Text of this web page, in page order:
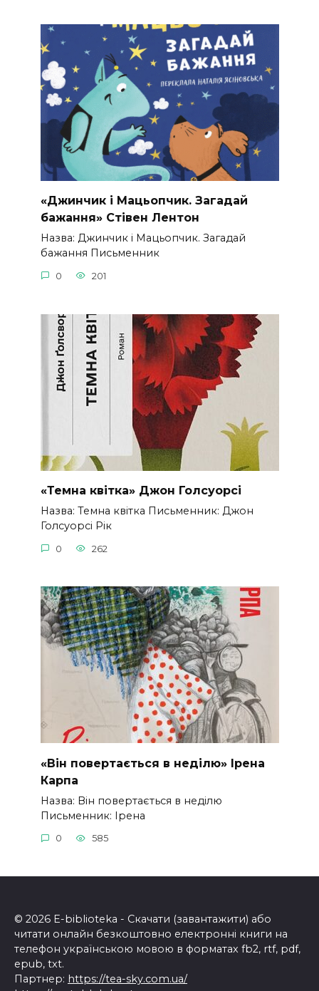
«Джинчик і Мацьопчик. Загадай
бажання» Стівен Лентон
Назва: Джинчик і Мацьопчик. Загадай
бажання Письменник
0 201
«Темна квітка» Джон Голсуорсі
Назва: Темна квітка Письменник: Джон
Голсуорсі Рік
0 262
«Він повертається в неділю» Ірена
Карпа
Назва: Він повертається в неділю
Письменник: Ірена
0 585
© 2026 E-biblioteka - Скачати (завантажити) або
читати онлайн безкоштовно електронні книги на
телефон українською мовою в форматах fb2, rtf, pdf,
epub, txt.
Партнер: https://tea-sky.com.ua/